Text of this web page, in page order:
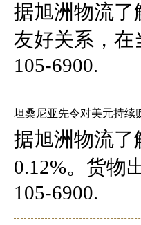
据旭洲物流了
友好关系，在
105-6900.
坦桑尼亚先令对美元持续
据旭洲物流了
0.12%。货物
105-6900.